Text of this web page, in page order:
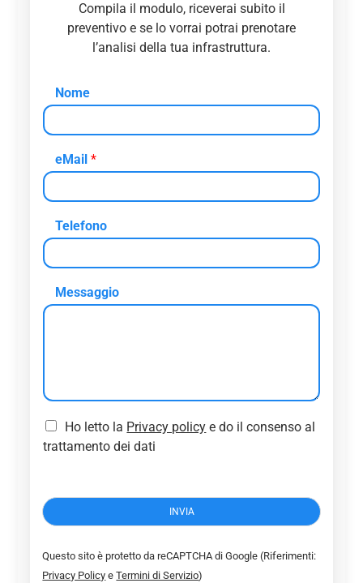
Compila il modulo, riceverai subito il
preventivo e se lo vorrai potrai prenotare
l’analisi della tua infrastruttura.
Nome
eMail*
Telefono
Messaggio
C
o
s
P
r
Ho letto la Privacy policy e do il consenso al
trattamento dei dati
INVIA
Questo sito è protetto da reCAPTCHA di Google (Riferimenti:
Privacy Policy eTermini di Servizio)